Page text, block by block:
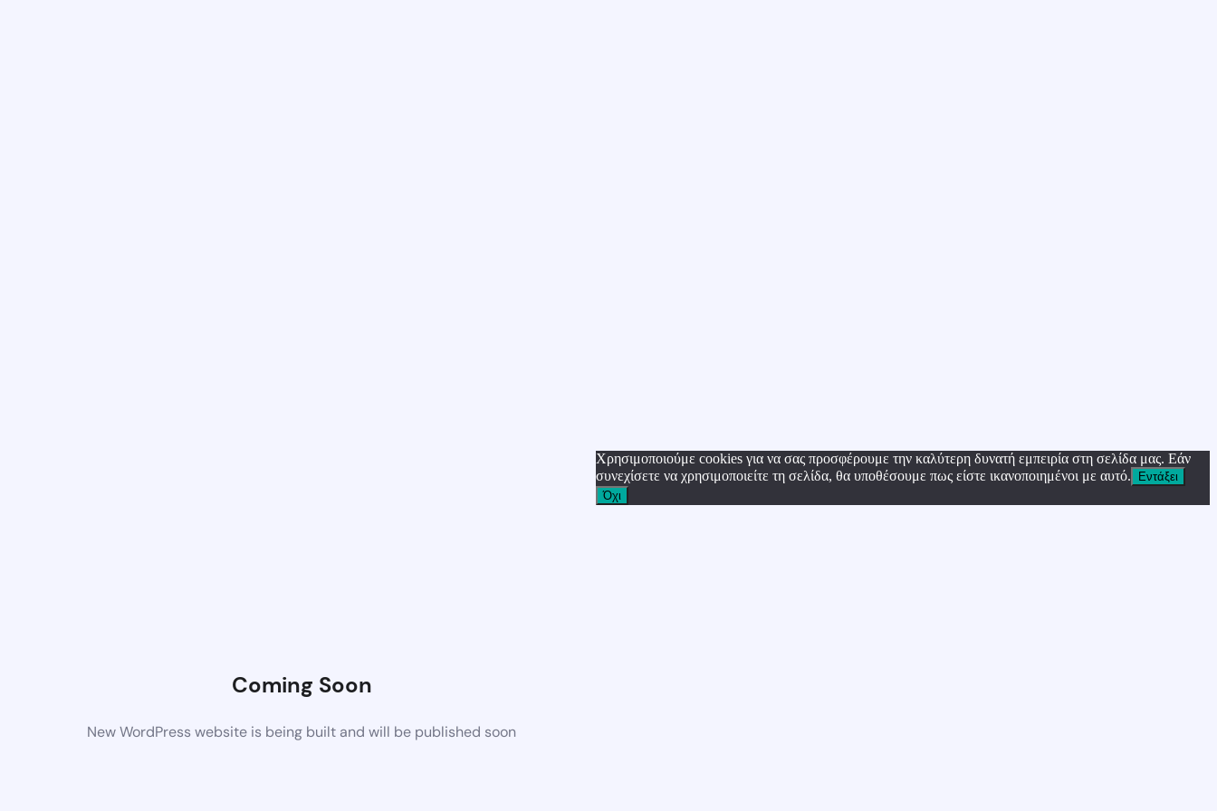
Coming Soon
New WordPress website is being built and will be published soon
Χρησιμοποιούμε cookies για να σας προσφέρουμε την καλύτερη δυνατή εμπειρία στη σελίδα μας. Εάν
συνεχίσετε να χρησιμοποιείτε τη σελίδα, θα υποθέσουμε πως είστε ικανοποιημένοι με αυτό.
Εντάξει
Όχι